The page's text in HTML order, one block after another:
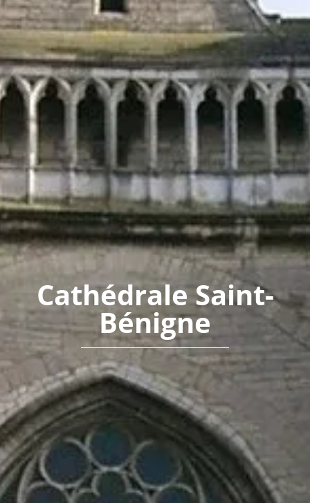
Cathédrale Saint-
Bénigne